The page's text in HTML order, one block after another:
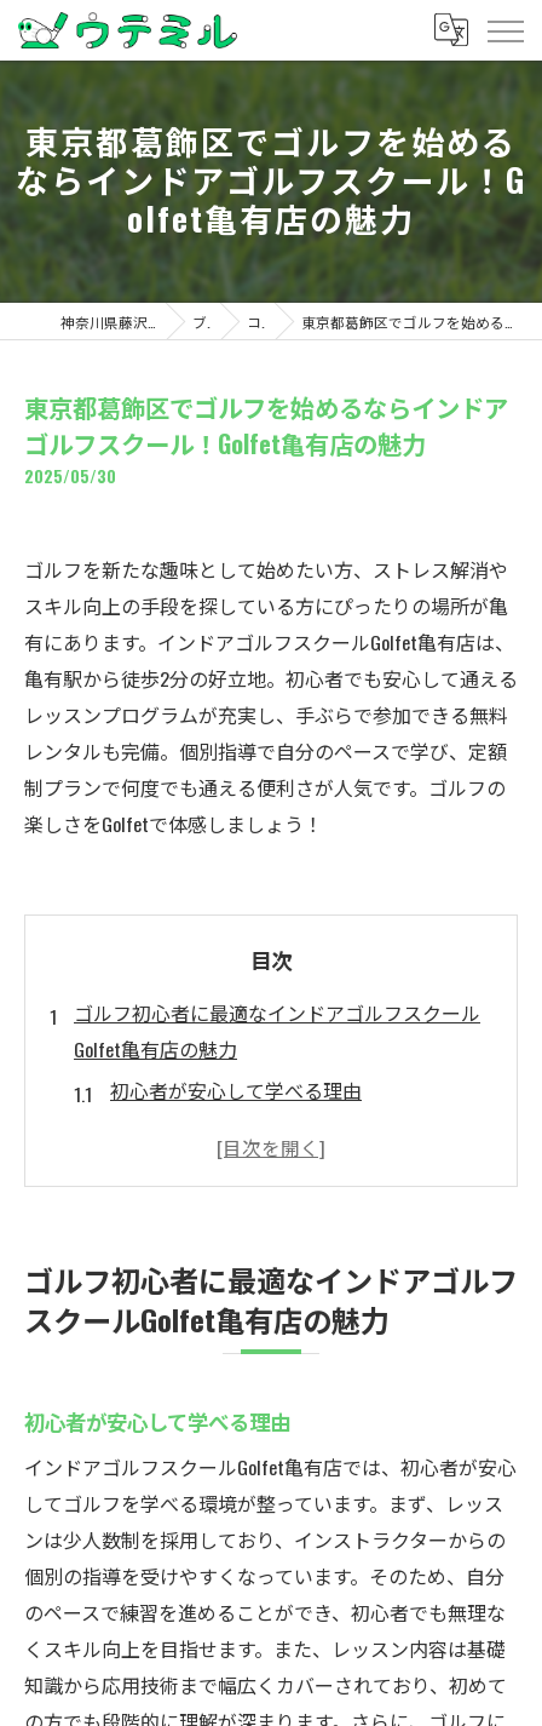
東京都葛飾区でゴルフを始める
ならインドアゴルフスクール！G
olfet亀有店の魅力
ブログ コラム 東京都葛飾区でゴルフを始めるならインドアゴルフスクール！Golfet亀有店の魅力
東京都葛飾区でゴルフを始めるならインドア
ゴルフスクール！Golfet亀有店の魅力
2025/05/30
ゴルフを新たな趣味として始めたい方、ストレス解消や
スキル向上の手段を探している方にぴったりの場所が亀
有にあります。インドアゴルフスクールGolfet亀有店は、
亀有駅から徒歩2分の好立地。初心者でも安心して通える
レッスンプログラムが充実し、手ぶらで参加できる無料
レンタルも完備。個別指導で自分のペースで学び、定額
制プランで何度でも通える便利さが人気です。ゴルフの
楽しさをGolfetで体感しましょう！
目次
ゴルフ初心者に最適なインドアゴルフスクール
Golfet亀有店の魅力
初心者が安心して学べる理由
個別指導によるスキルアップの秘訣
亀有店で初心者が得られる成果
東京都葛飾区でゴルフデビュー！インドアゴル
ゴルフを新たに始めるメリット
インドア環境での練習効果
葛飾区内でのアクセスの良さ
趣味としてのゴルフの魅力
初心者におすすめのレッスン内容
Golfetを選ぶ理由
亀有駅から徒歩2分！アクセス抜群のインドアゴ
ルフスクールGolfetの特徴
ゴルフ初心者に最適なインドアゴルフ
スクールGolfet亀有店の魅力
初心者が安心して学べる理由
インドアゴルフスクールGolfet亀有店では、初心者が安心
してゴルフを学べる環境が整っています。まず、レッス
ンは少人数制を採用しており、インストラクターからの
個別の指導を受けやすくなっています。そのため、自分
のペースで練習を進めることができ、初心者でも無理な
くスキル向上を目指せます。また、レッスン内容は基礎
知識から応用技術まで幅広くカバーされており、初めて